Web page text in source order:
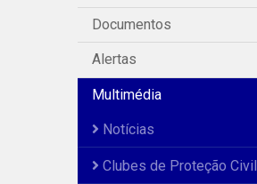
Documentos
Alertas
Multimédia
Notícias
Clubes de Proteção Civil